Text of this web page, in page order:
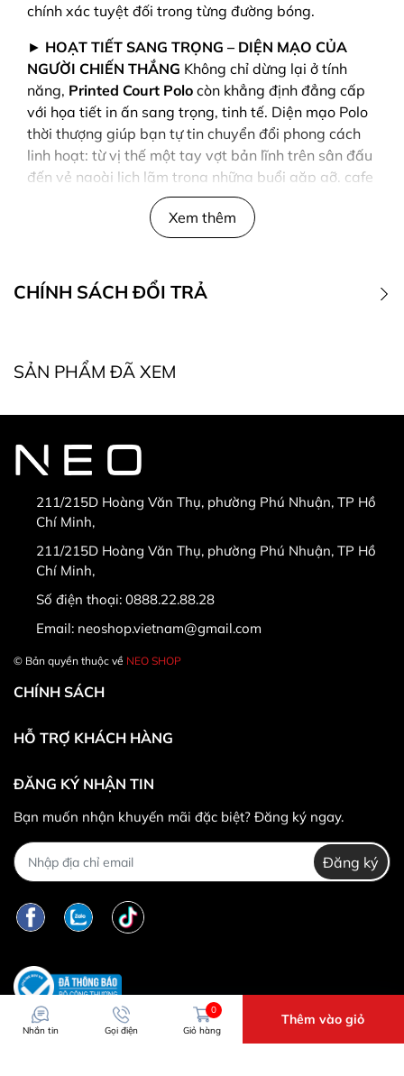
chính xác tuyệt đối trong từng đường bóng.
► HOẠT TIẾT SANG TRỌNG – DIỆN MẠO CỦA
NGƯỜI CHIẾN THẮNG Không chỉ dừng lại ở tính
năng, Printed Court Polo còn khẳng định đẳng cấp
với họa tiết in ấn sang trọng, tinh tế. Diện mạo Polo
thời thượng giúp bạn tự tin chuyển đổi phong cách
linh hoạt: từ vị thế một tay vợt bản lĩnh trên sân đấu
đến vẻ ngoài lịch lãm trong những buổi gặp gỡ, cafe
cùng bạn bè sau trận đấu.
Xem thêm
CHÍNH SÁCH ĐỔI TRẢ
* Điều kiện bắt buộc khi đổi, trả hàng:
* Hàng được đổi trả khi:
Trường hợp không được đổi trả hàng:
SẢN PHẨM ĐÃ XEM
211/215D Hoàng Văn Thụ, phường Phú Nhuận, TP Hồ
Chí Minh,
211/215D Hoàng Văn Thụ, phường Phú Nhuận, TP Hồ
Chí Minh,
Số điện thoại: 0888.22.88.28
Email: neoshop.vietnam@gmail.com
© Bản quyền thuộc về NEO SHOP
CHÍNH SÁCH
HỖ TRỢ KHÁCH HÀNG
ĐĂNG KÝ NHẬN TIN
Bạn muốn nhận khuyến mãi đặc biệt? Đăng ký ngay.
Đăng ký
Nhắn tin Gọi điện
0
Giỏ hàng
Thêm vào giỏ